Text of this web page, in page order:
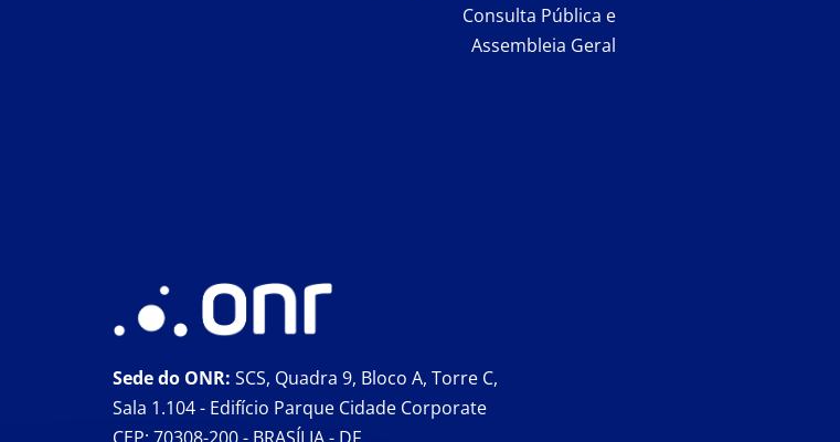
Consulta Pública e
Assembleia Geral
Sede do ONR: SCS, Quadra 9, Bloco A, Torre C,
Sala 1.104 - Edifício Parque Cidade Corporate